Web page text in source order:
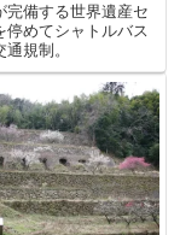
完備する世界遺産セ
停めてシャトルバス
規制。